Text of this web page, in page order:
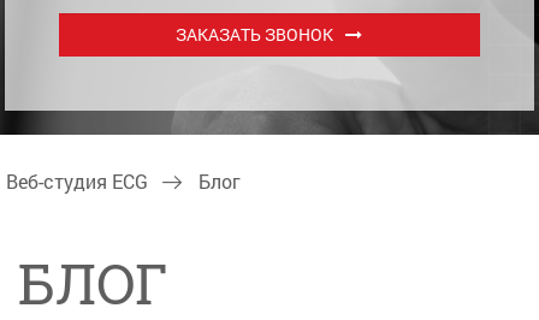
ЗАКАЗАТЬ ЗВОНОК
Веб-студия ECG Блог
БЛОГ